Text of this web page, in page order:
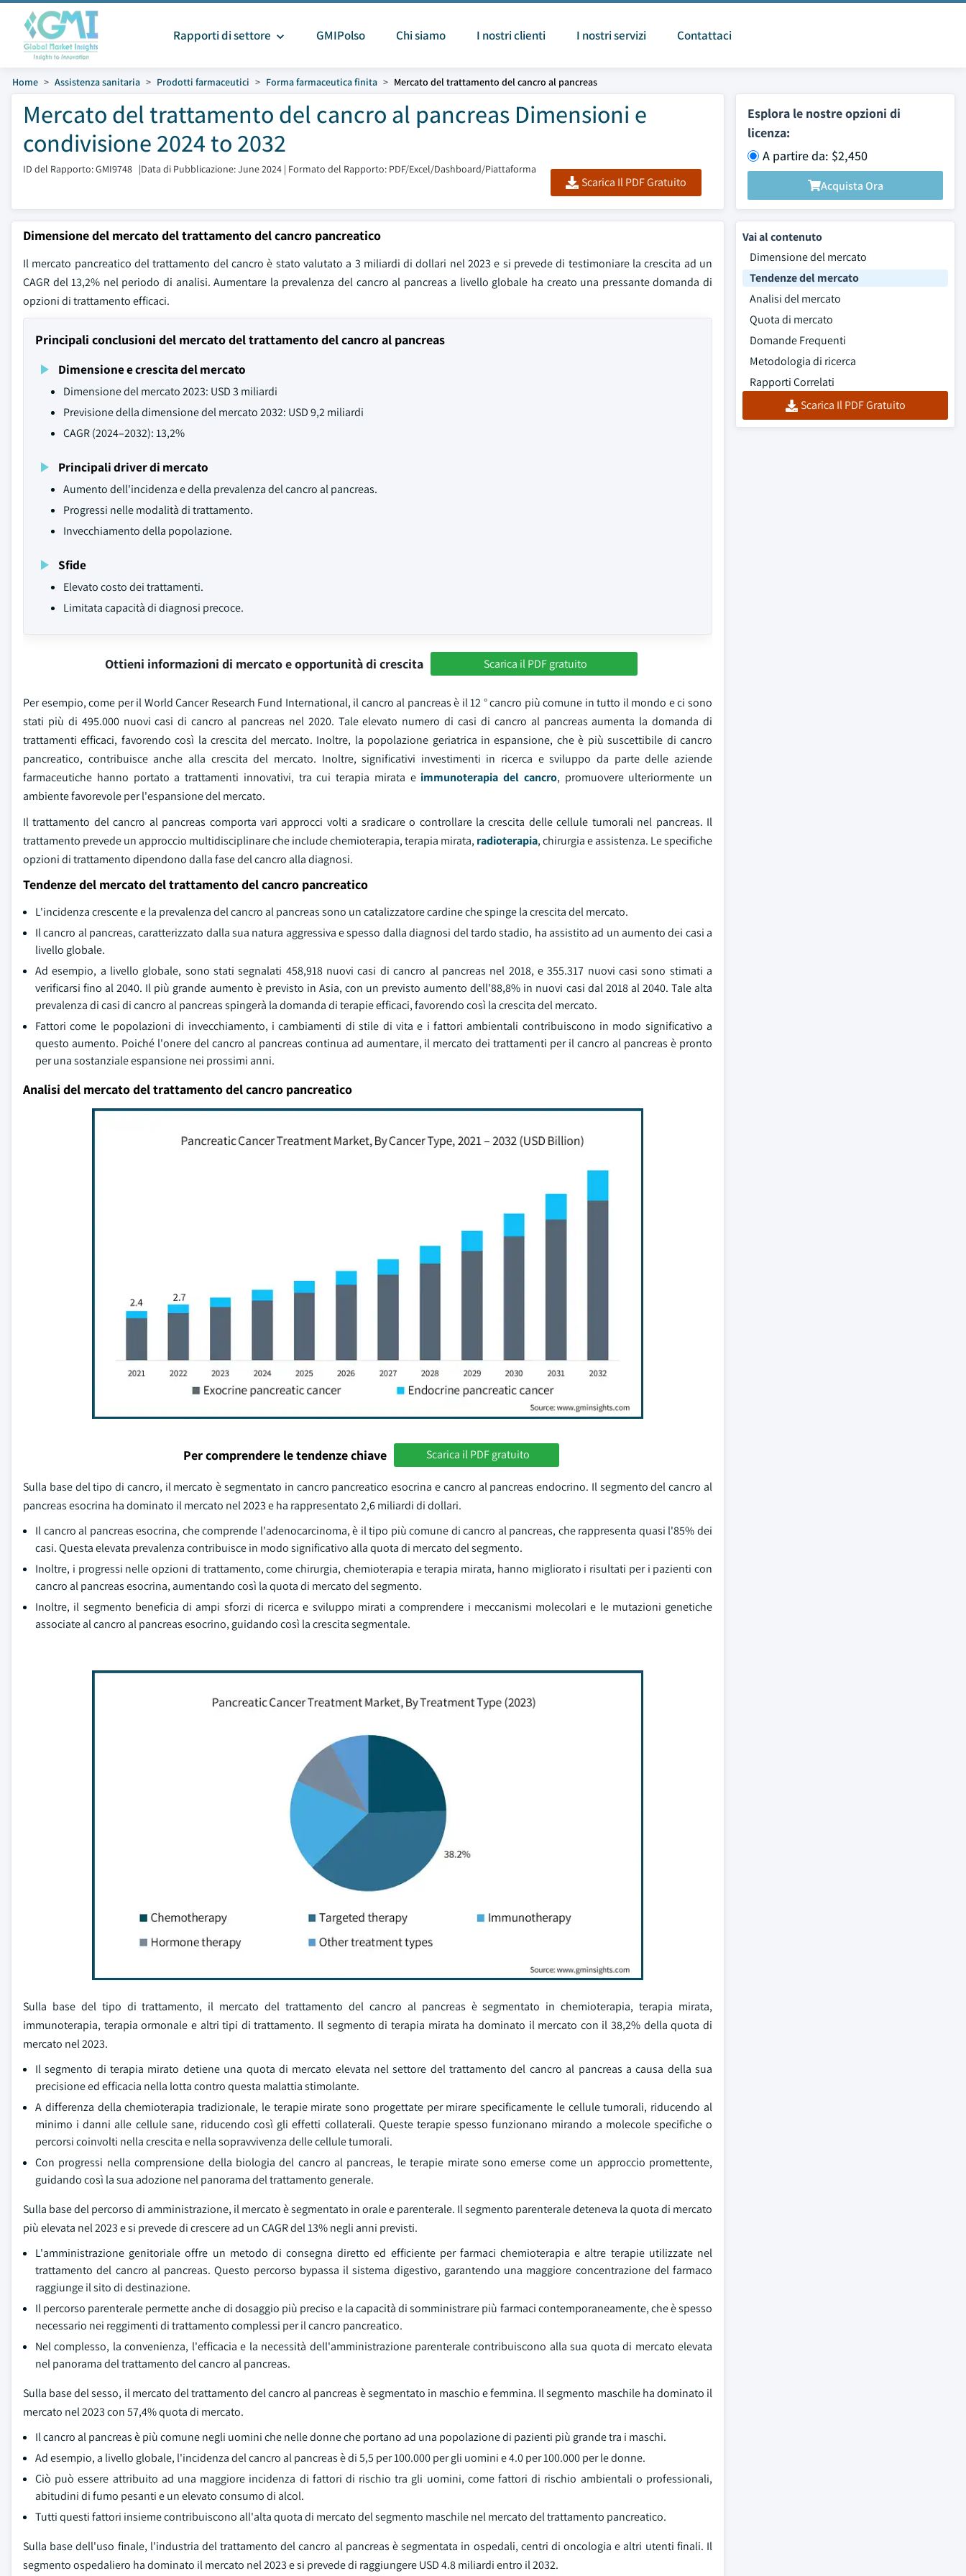
Rapporti di settore GMIPolso Chi siamo I nostri clienti I nostri servizi Contattaci
Home Assistenza sanitaria Prodotti farmaceutici Forma farmaceutica finita Mercato del trattamento del cancro al pancreas
Mercato del trattamento del cancro al pancreas Dimensioni e
condivisione 2024 to 2032
ID del Rapporto: GMI9748 |Data di Pubblicazione: June 2024 | Formato del Rapporto: PDF/Excel/Dashboard/Piattaforma
Scarica Il PDF Gratuito
Esplora le nostre opzioni di
licenza:
A partire da: $2,450
Acquista Ora
Dimensione del mercato del trattamento del cancro pancreatico
Il mercato pancreatico del trattamento del cancro è stato valutato a 3 miliardi di dollari nel 2023 e si prevede di testimoniare la crescita ad un
CAGR del 13,2% nel periodo di analisi. Aumentare la prevalenza del cancro al pancreas a livello globale ha creato una pressante domanda di
opzioni di trattamento efficaci.
Principali conclusioni del mercato del trattamento del cancro al pancreas
Dimensione e crescita del mercato
Dimensione del mercato 2023: USD 3 miliardi
Previsione della dimensione del mercato 2032: USD 9,2 miliardi
CAGR (2024–2032): 13,2%
Principali driver di mercato
Aumento dell'incidenza e della prevalenza del cancro al pancreas.
Progressi nelle modalità di trattamento.
Invecchiamento della popolazione.
Sfide
Elevato costo dei trattamenti.
Limitata capacità di diagnosi precoce.
Ottieni informazioni di mercato e opportunità di crescita Scarica il PDF gratuito
Per esempio, come per il World Cancer Research Fund International, il cancro al pancreas è il 12 ° cancro più comune in tutto il mondo e ci sono
stati più di 495.000 nuovi casi di cancro al pancreas nel 2020. Tale elevato numero di casi di cancro al pancreas aumenta la domanda di
trattamenti efficaci, favorendo così la crescita del mercato. Inoltre, la popolazione geriatrica in espansione, che è più suscettibile di cancro
pancreatico, contribuisce anche alla crescita del mercato. Inoltre, significativi investimenti in ricerca e sviluppo da parte delle aziende
farmaceutiche hanno portato a trattamenti innovativi, tra cui terapia mirata e immunoterapia del cancro, promuovere ulteriormente un
ambiente favorevole per l'espansione del mercato.
Il trattamento del cancro al pancreas comporta vari approcci volti a sradicare o controllare la crescita delle cellule tumorali nel pancreas. Il
trattamento prevede un approccio multidisciplinare che include chemioterapia, terapia mirata, radioterapia, chirurgia e assistenza. Le specifiche
opzioni di trattamento dipendono dalla fase del cancro alla diagnosi.
Tendenze del mercato del trattamento del cancro pancreatico
L'incidenza crescente e la prevalenza del cancro al pancreas sono un catalizzatore cardine che spinge la crescita del mercato.
Il cancro al pancreas, caratterizzato dalla sua natura aggressiva e spesso dalla diagnosi del tardo stadio, ha assistito ad un aumento dei casi a
livello globale.
Ad esempio, a livello globale, sono stati segnalati 458,918 nuovi casi di cancro al pancreas nel 2018, e 355.317 nuovi casi sono stimati a
verificarsi fino al 2040. Il più grande aumento è previsto in Asia, con un previsto aumento dell'88,8% in nuovi casi dal 2018 al 2040. Tale alta
prevalenza di casi di cancro al pancreas spingerà la domanda di terapie efficaci, favorendo così la crescita del mercato.
Fattori come le popolazioni di invecchiamento, i cambiamenti di stile di vita e i fattori ambientali contribuiscono in modo significativo a
questo aumento. Poiché l'onere del cancro al pancreas continua ad aumentare, il mercato dei trattamenti per il cancro al pancreas è pronto
per una sostanziale espansione nei prossimi anni.
Analisi del mercato del trattamento del cancro pancreatico
Per comprendere le tendenze chiave Scarica il PDF gratuito
Sulla base del tipo di cancro, il mercato è segmentato in cancro pancreatico esocrina e cancro al pancreas endocrino. Il segmento del cancro al
pancreas esocrina ha dominato il mercato nel 2023 e ha rappresentato 2,6 miliardi di dollari.
Il cancro al pancreas esocrina, che comprende l'adenocarcinoma, è il tipo più comune di cancro al pancreas, che rappresenta quasi l'85% dei
casi. Questa elevata prevalenza contribuisce in modo significativo alla quota di mercato del segmento.
Inoltre, i progressi nelle opzioni di trattamento, come chirurgia, chemioterapia e terapia mirata, hanno migliorato i risultati per i pazienti con
cancro al pancreas esocrina, aumentando così la quota di mercato del segmento.
Inoltre, il segmento beneficia di ampi sforzi di ricerca e sviluppo mirati a comprendere i meccanismi molecolari e le mutazioni genetiche
associate al cancro al pancreas esocrino, guidando così la crescita segmentale.
Sulla base del tipo di trattamento, il mercato del trattamento del cancro al pancreas è segmentato in chemioterapia, terapia mirata,
immunoterapia, terapia ormonale e altri tipi di trattamento. Il segmento di terapia mirata ha dominato il mercato con il 38,2% della quota di
mercato nel 2023.
Il segmento di terapia mirato detiene una quota di mercato elevata nel settore del trattamento del cancro al pancreas a causa della sua
precisione ed efficacia nella lotta contro questa malattia stimolante.
A differenza della chemioterapia tradizionale, le terapie mirate sono progettate per mirare specificamente le cellule tumorali, riducendo al
minimo i danni alle cellule sane, riducendo così gli effetti collaterali. Queste terapie spesso funzionano mirando a molecole specifiche o
percorsi coinvolti nella crescita e nella sopravvivenza delle cellule tumorali.
Con progressi nella comprensione della biologia del cancro al pancreas, le terapie mirate sono emerse come un approccio promettente,
guidando così la sua adozione nel panorama del trattamento generale.
Sulla base del percorso di amministrazione, il mercato è segmentato in orale e parenterale. Il segmento parenterale deteneva la quota di mercato
più elevata nel 2023 e si prevede di crescere ad un CAGR del 13% negli anni previsti.
L'amministrazione genitoriale offre un metodo di consegna diretto ed efficiente per farmaci chemioterapia e altre terapie utilizzate nel
trattamento del cancro al pancreas. Questo percorso bypassa il sistema digestivo, garantendo una maggiore concentrazione del farmaco
raggiunge il sito di destinazione.
Il percorso parenterale permette anche di dosaggio più preciso e la capacità di somministrare più farmaci contemporaneamente, che è spesso
necessario nei reggimenti di trattamento complessi per il cancro pancreatico.
Nel complesso, la convenienza, l'efficacia e la necessità dell'amministrazione parenterale contribuiscono alla sua quota di mercato elevata
nel panorama del trattamento del cancro al pancreas.
Sulla base del sesso, il mercato del trattamento del cancro al pancreas è segmentato in maschio e femmina. Il segmento maschile ha dominato il
mercato nel 2023 con 57,4% quota di mercato.
Il cancro al pancreas è più comune negli uomini che nelle donne che portano ad una popolazione di pazienti più grande tra i maschi.
Ad esempio, a livello globale, l'incidenza del cancro al pancreas è di 5,5 per 100.000 per gli uomini e 4.0 per 100.000 per le donne.
Ciò può essere attribuito ad una maggiore incidenza di fattori di rischio tra gli uomini, come fattori di rischio ambientali o professionali,
abitudini di fumo pesanti e un elevato consumo di alcol.
Tutti questi fattori insieme contribuiscono all'alta quota di mercato del segmento maschile nel mercato del trattamento pancreatico.
Sulla base dell'uso finale, l'industria del trattamento del cancro al pancreas è segmentata in ospedali, centri di oncologia e altri utenti finali. Il
segmento ospedaliero ha dominato il mercato nel 2023 e si prevede di raggiungere USD 4.8 miliardi entro il 2032.
Vai al contenuto
Dimensione del mercato
Tendenze del mercato
Analisi del mercato
Quota di mercato
Domande Frequenti
Metodologia di ricerca
Rapporti Correlati
Scarica Il PDF Gratuito